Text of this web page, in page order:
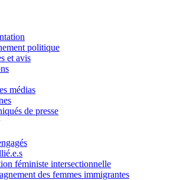
politique
et avis
médias
de presse
féministe intersectionnelle
des femmes immigrantes